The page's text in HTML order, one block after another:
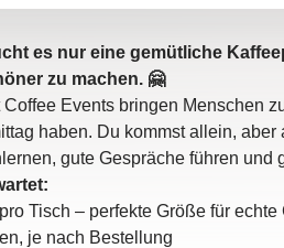
es nur eine gemütliche
zu machen. 🤗
Events bringen Menschen
haben. Du kommst allein,
gute Gespräche führen
Tisch – perfekte Größe für echte
je nach Bestellung